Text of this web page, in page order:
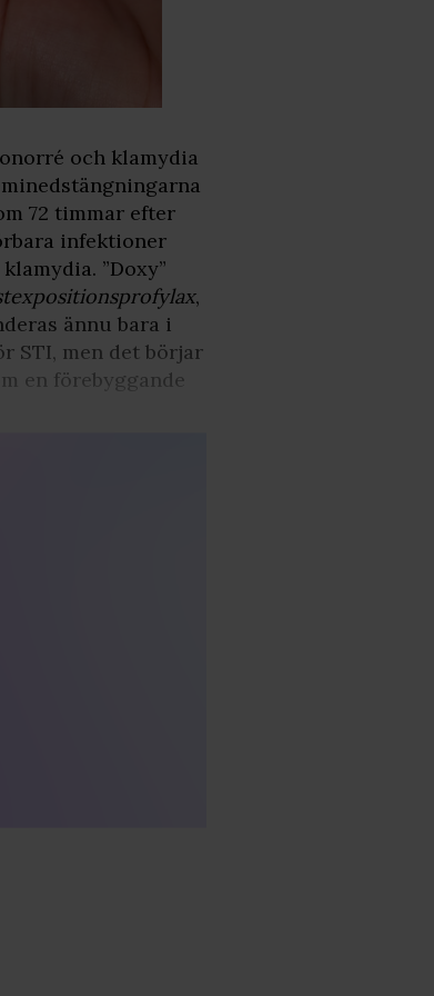
och klamydia
72 timmar efter
infektioner
”Doxy”
,
ännu bara i
STI, men det börjar
en förebyggande